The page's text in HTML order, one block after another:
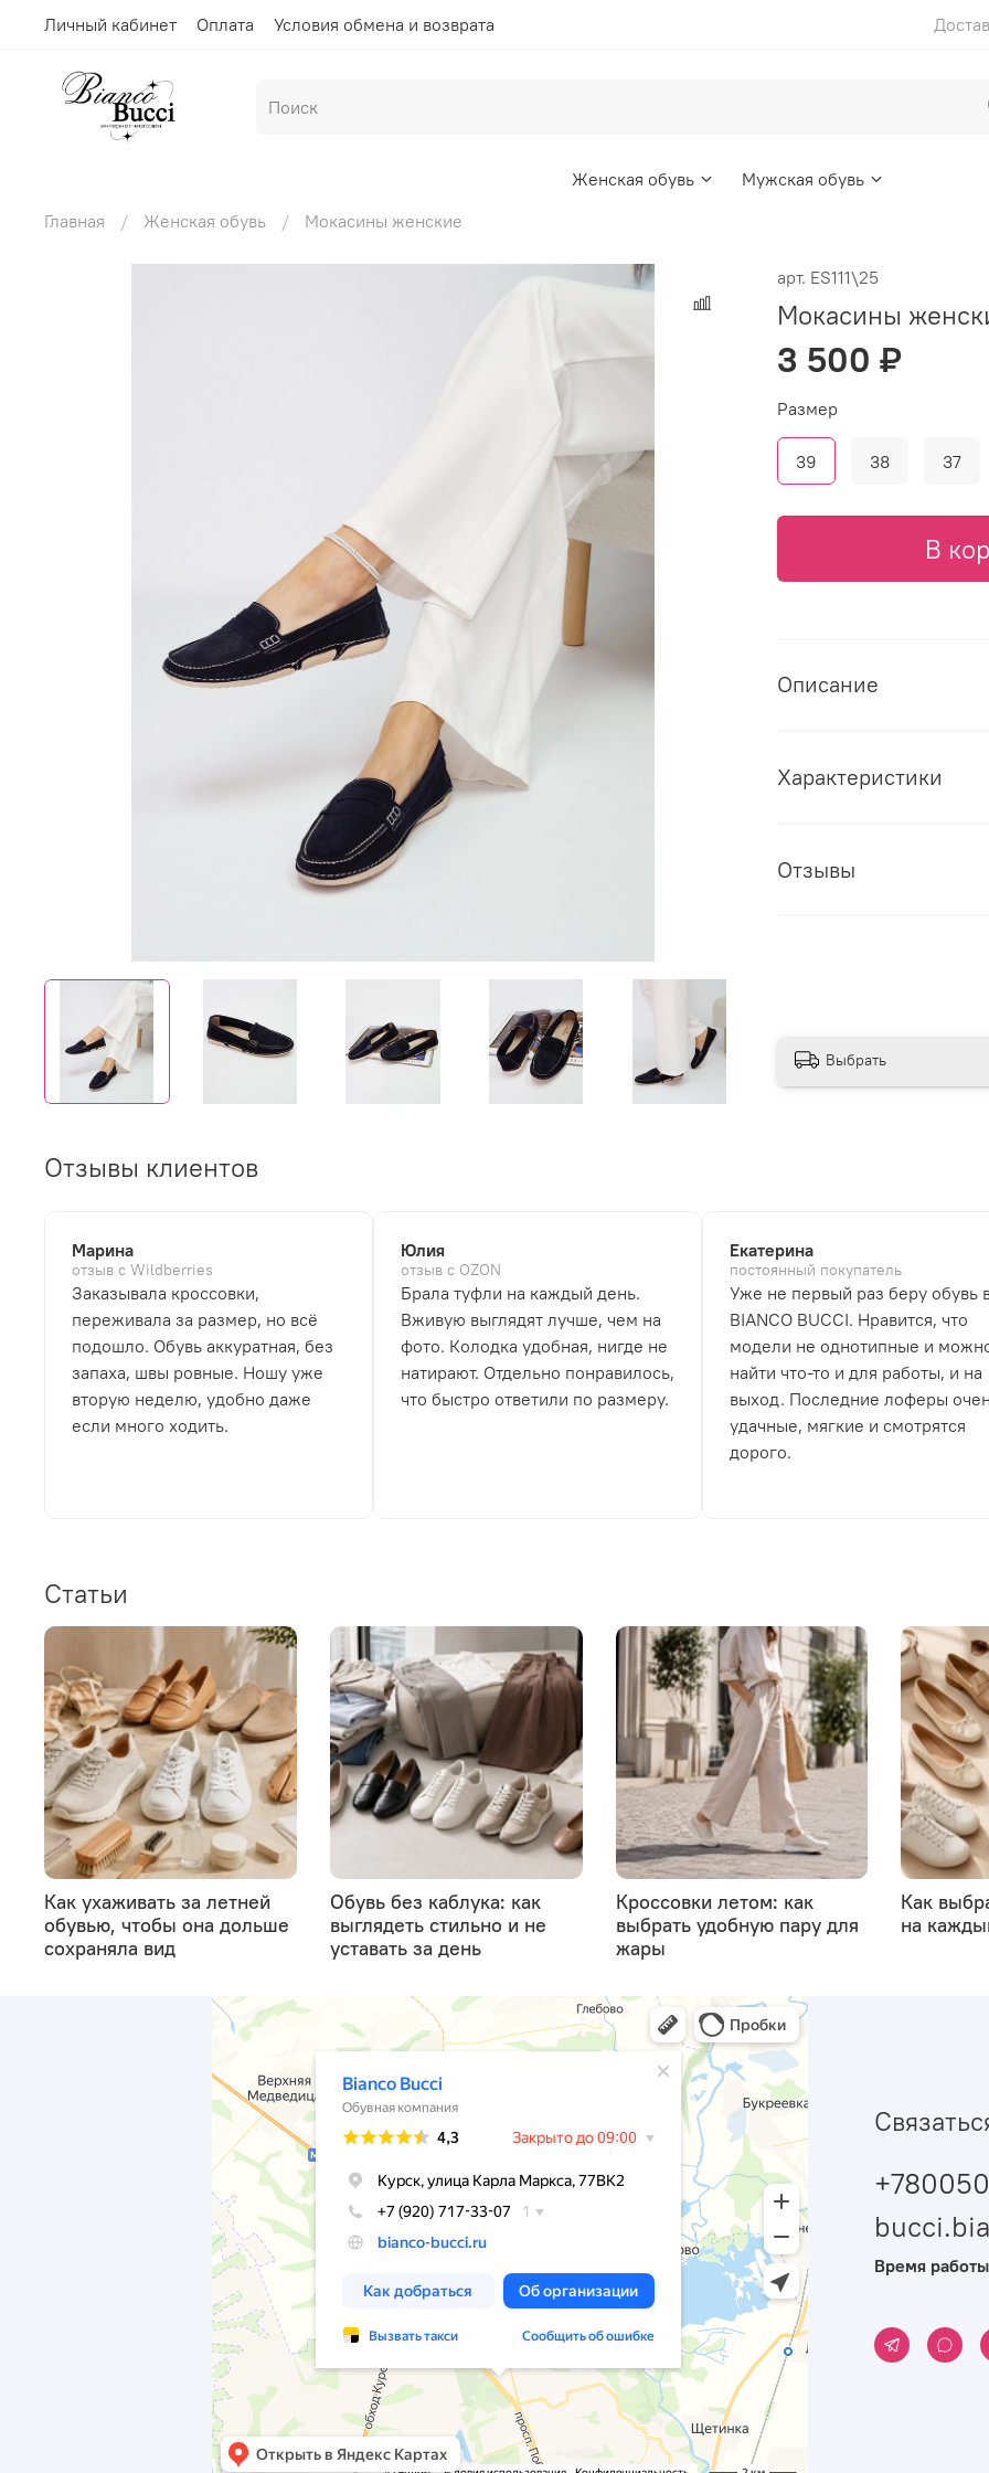
Личный кабинет Оплата Условия обмена и возврата
Женская обувь
Мужская обувь
Главная
Женская обувь Мокасины женские
арт. ES111\25
Мокасины
3 500 ₽
В
Размер
39 38 37
Описание
Характеристики
Отзывы
Выбрать
Отзывы клиентов
Марина
отзыв с Wildberries
Заказывала кроссовки,
переживала за размер, но всё
подошло. Обувь аккуратная, без
запаха, швы ровные. Ношу уже
вторую неделю, удобно даже
если много ходить.
Юлия
отзыв с OZON
Брала туфли на каждый день.
Вживую выглядят лучше, чем на
фото. Колодка удобная, нигде не
натирают. Отдельно понравилось,
что быстро ответили по размеру.
Екатерина
постоянный покупатель
Уже не первый раз беру обувь
BIANCO BUCCI. Нравится, что
модели не однотипные и
найти что-то и для работы, и на
выход. Последние лоферы
удачные, мягкие и смотрятся
дорого.
Статьи
Как ухаживать за летней
обувью, чтобы она дольше
сохраняла вид
Обувь без каблука: как
выглядеть стильно и не
уставать за день
Кроссовки летом: как
выбрать удобную пару для
жары
Как
на
Время